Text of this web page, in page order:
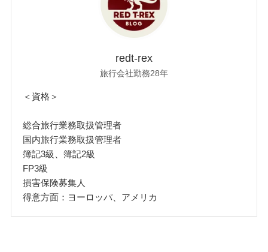
redt-rex
旅行会社勤務28年
＜資格＞
総合旅行業務取扱管理者
国内旅行業務取扱管理者
簿記3級、簿記2級
FP3級
損害保険募集人
得意方面：ヨーロッパ、アメリカ